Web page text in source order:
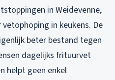
in Weidevenne,
in keukens. De
beter bestand tegen
dagelijks frituurvet
helpt geen enkel